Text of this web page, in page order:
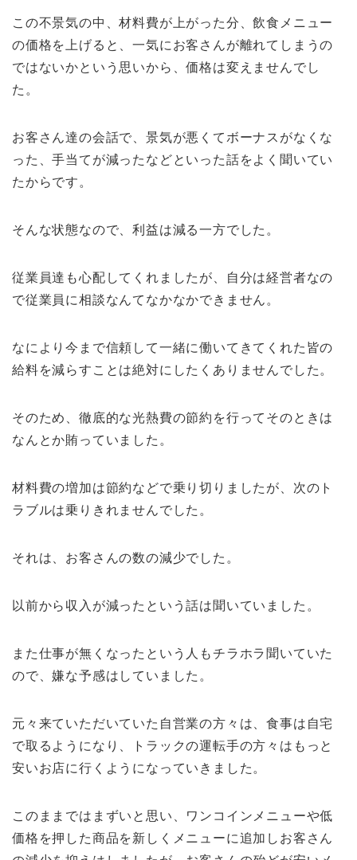
この不景気の中、材料費が上がった分、飲食メニュー
の価格を上げると、一気にお客さんが離れてしまうの
ではないかという思いから、価格は変えませんでし
た。
お客さん達の会話で、景気が悪くてボーナスがなくな
った、手当てが減ったなどといった話をよく聞いてい
たからです。
そんな状態なので、利益は減る一方でした。
従業員達も心配してくれましたが、自分は経営者なの
で従業員に相談なんてなかなかできません。
なにより今まで信頼して一緒に働いてきてくれた皆の
給料を減らすことは絶対にしたくありませんでした。
そのため、徹底的な光熱費の節約を行ってそのときは
なんとか賄っていました。
材料費の増加は節約などで乗り切りましたが、次のト
ラブルは乗りきれませんでした。
それは、お客さんの数の減少でした。
以前から収入が減ったという話は聞いていました。
また仕事が無くなったという人もチラホラ聞いていた
ので、嫌な予感はしていました。
元々来ていただいていた自営業の方々は、食事は自宅
で取るようになり、トラックの運転手の方々はもっと
安いお店に行くようになっていきました。
このままではまずいと思い、ワンコインメニューや低
価格を押した商品を新しくメニューに追加しお客さん